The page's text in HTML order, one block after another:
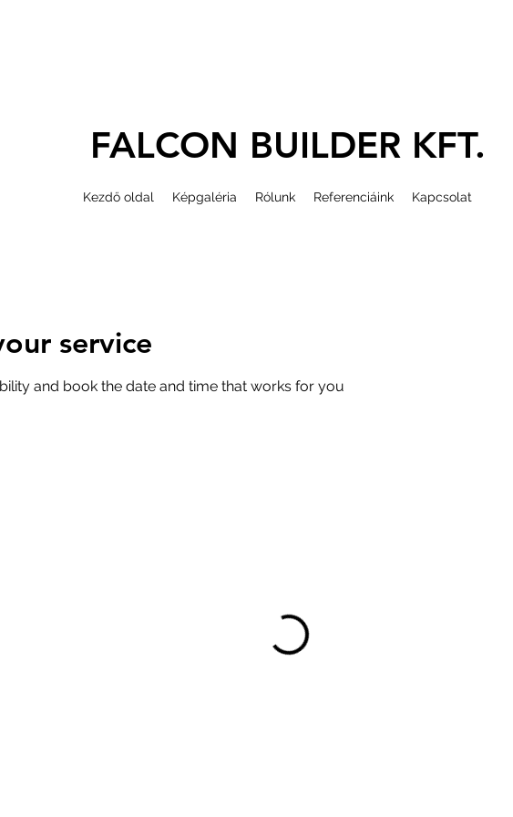
Kezdő oldal Képgaléria Rólunk Referenciáink Kapcsolat
FALCON BUILDER KFT.
service
and book the date and time that works for you